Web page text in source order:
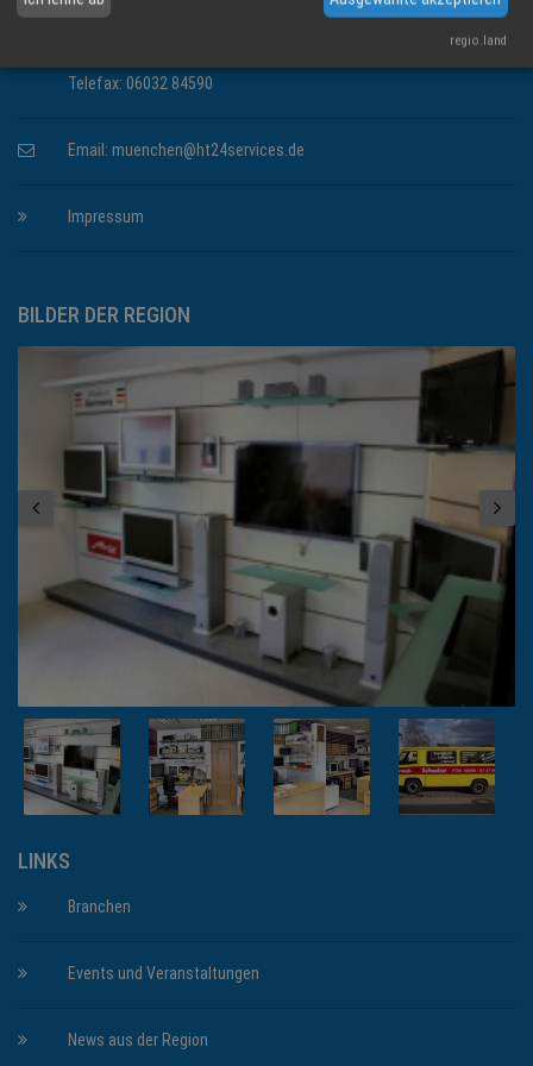
Telefax: 06032 84590
Email: muenchen@ht24services.de
Impressum
BILDER DER REGION
LINKS
Branchen
Events und Veranstaltungen
News aus der Region
regio.land